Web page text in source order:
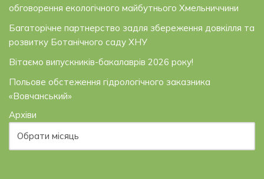
обговорення екологічного майбутнього Хмельниччини
Багаторічне партнерство задля збереження довкілля та
розвитку Ботанічного саду ХНУ
Вітаємо випускників-бакалаврів 2026 року!
Польове обстеження гідрологічного заказника
«Вовчанський»
Архіви